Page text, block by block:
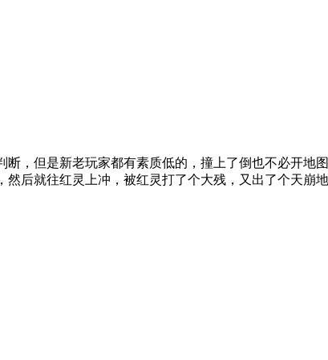
断，但是新老玩家都有素质低的，撞上了倒也不必开
然后就往红灵上冲，被红灵打了个大残，又出了个天